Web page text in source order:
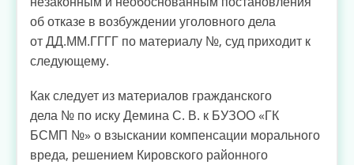
об отказе в возбуждении уголовного дела
от ДД.ММ.ГГГГ по материалу №, суд приходит к
следующему.
Как следует из материалов гражданского
дела № по иску Демина С. В. к БУЗОО «ГК
БСМП №» о взыскании компенсации морального
вреда, решением Кировского районного